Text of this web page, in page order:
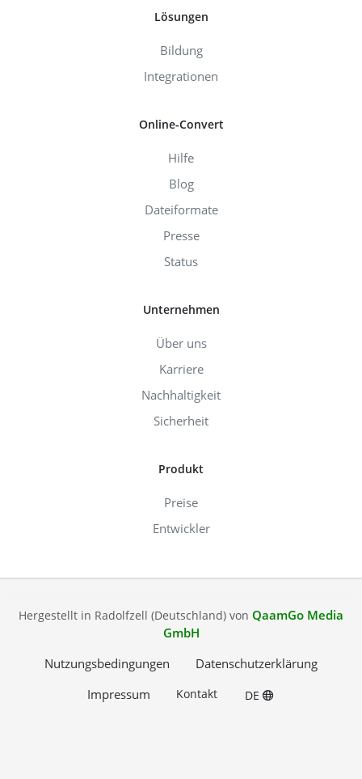
Lösungen
Bildung
Integrationen
Online-Convert
Hilfe
Blog
Dateiformate
Presse
Status
Unternehmen
Über uns
Karriere
Nachhaltigkeit
Sicherheit
Produkt
Preise
Entwickler
Hergestellt in Radolfzell (Deutschland) von QaamGo Media
GmbH
Nutzungsbedingungen
Datenschutzerklärung
Impressum
Kontakt DE